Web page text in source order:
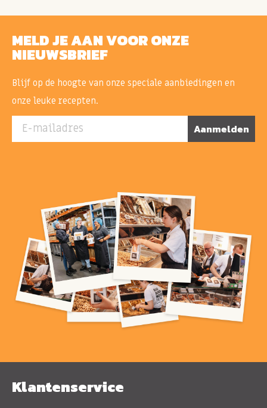
MELD JE AAN VOOR ONZE
NIEUWSBRIEF
Blijf op de hoogte van onze speciale aanbiedingen en
onze leuke recepten.
E-mailadres Aanmelden
Klantenservice